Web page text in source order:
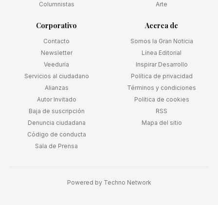
Columnistas
Arte
Corporativo
Contacto
Newsletter
Veeduría
Servicios al ciudadano
Alianzas
Autor Invitado
Baja de suscripción
Denuncia ciudadana
Código de conducta
Sala de Prensa
Acerca de
Somos la Gran Noticia
Línea Editorial
Inspirar Desarrollo
Política de privacidad
Términos y condiciones
Política de cookies
RSS
Mapa del sitio
Powered by Techno Network